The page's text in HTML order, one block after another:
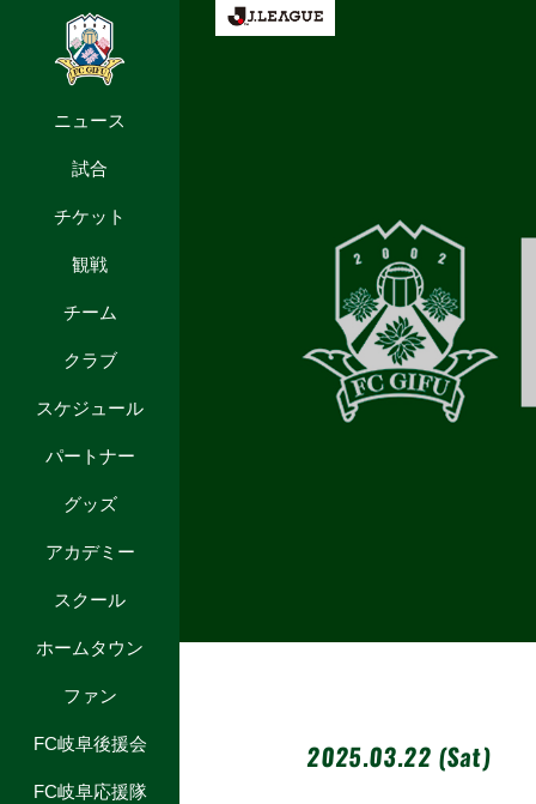
ニュース
試合
チケット
観戦
チーム
クラブ
スケジュール
パートナー
グッズ
アカデミー
スクール
ホームタウン
ファン
FC岐阜後援会
FC岐阜応援隊
2025.03.22 (Sat)